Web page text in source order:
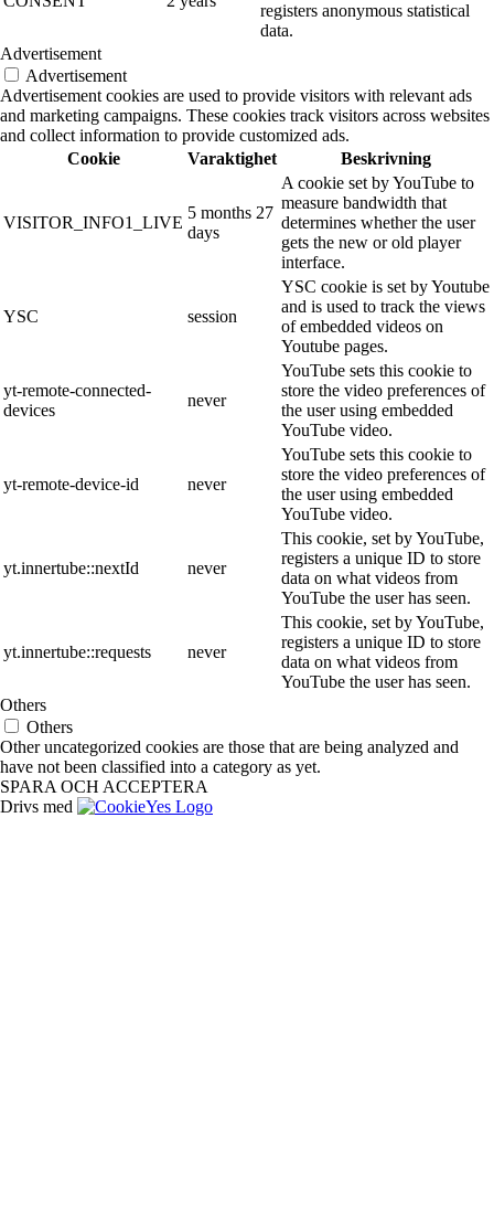
registers anonymous statistical
data.
Advertisement
Advertisement
Advertisement cookies are used to provide visitors with relevant ads
and marketing campaigns. These cookies track visitors across websites
and collect information to provide customized ads.
Cookie
Varaktighet Beskrivning
VISITOR_INFO1_LIVE
5 months 27
days
A cookie set by YouTube to
measure bandwidth that
determines whether the user
gets the new or old player
interface.
YSC session
YSC cookie is set by Youtube
and is used to track the views
of embedded videos on
Youtube pages.
yt-remote-connected-
devices
never
YouTube sets this cookie to
store the video preferences of
the user using embedded
YouTube video.
yt-remote-device-id never
YouTube sets this cookie to
store the video preferences of
the user using embedded
YouTube video.
yt.innertube::nextId never
This cookie, set by YouTube,
registers a unique ID to store
data on what videos from
YouTube the user has seen.
yt.innertube::requests never
This cookie, set by YouTube,
registers a unique ID to store
data on what videos from
YouTube the user has seen.
Others
Others
Other uncategorized cookies are those that are being analyzed and
have not been classified into a category as yet.
SPARA OCH ACCEPTERA
Drivs med